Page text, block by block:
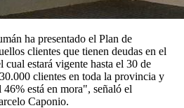
ha presentado el Plan de
clientes que tienen deudas en el
cual estará vigente hasta el 30 de
clientes en toda la provincia y
está en mora", señaló el
Caponio.